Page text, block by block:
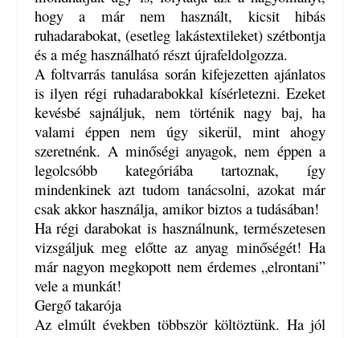
hogy a már nem használt, kicsit hibás
ruhadarabokat, (esetleg lakástextileket) szétbontja
és a még használható részt újrafeldolgozza.
A foltvarrás tanulása során kifejezetten ajánlatos
is ilyen régi ruhadarabokkal kísérletezni. Ezeket
kevésbé sajnáljuk, nem történik nagy baj, ha
valami éppen nem úgy sikerül, mint ahogy
szeretnénk. A minőségi anyagok, nem éppen a
legolcsóbb kategóriába tartoznak, így
mindenkinek azt tudom tanácsolni, azokat már
csak akkor használja, amikor biztos a tudásában!
Ha régi darabokat is használnunk, természetesen
vizsgáljuk meg előtte az anyag minőségét! Ha
már nagyon megkopott nem érdemes „elrontani”
vele a munkát!
Gergő takarója
Az elmúlt években többször költöztünk. Ha jól